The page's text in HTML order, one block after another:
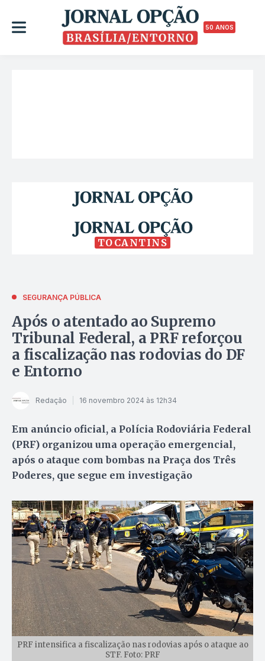
50 ANOS
TOCANTINS
SEGURANÇA PÚBLICA
Após o atentado ao Supremo
Tribunal Federal, a PRF reforçou
a fiscalização nas rodovias do DF
e Entorno
Redação 16 novembro 2024 às 12h34
Em anúncio oficial, a Polícia Rodoviária Federal
(PRF) organizou uma operação emergencial,
após o ataque com bombas na Praça dos Três
Poderes, que segue em investigação
PRF intensifica a fiscalização nas rodovias após o ataque ao
STF. Foto: PRF